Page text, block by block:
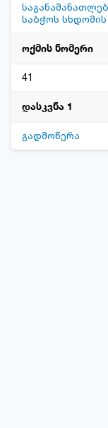
საბჭოს სხდომის
ოქმის ნომერი
41
დასკვნა 1
გადმოწერა